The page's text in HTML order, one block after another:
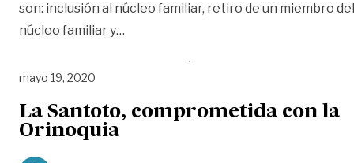
son: inclusión al núcleo familiar, retiro de un miembro del
núcleo familiar y…
mayo 19, 2020
La Santoto, comprometida con la
Orinoquia